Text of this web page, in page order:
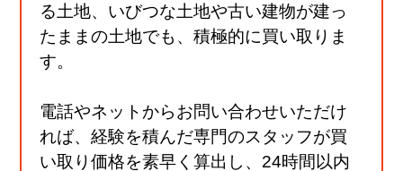
る土地、いびつな土地や古い建物が建っ
たままの土地でも、積極的に買い取りま
す。
電話やネットからお問い合わせいただけ
れば、経験を積んだ専門のスタッフが買
い取り価格を素早く算出し、24時間以内